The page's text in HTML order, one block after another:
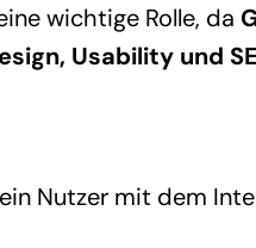
wichtige Rolle, da
Usability und
Nutzer mit dem